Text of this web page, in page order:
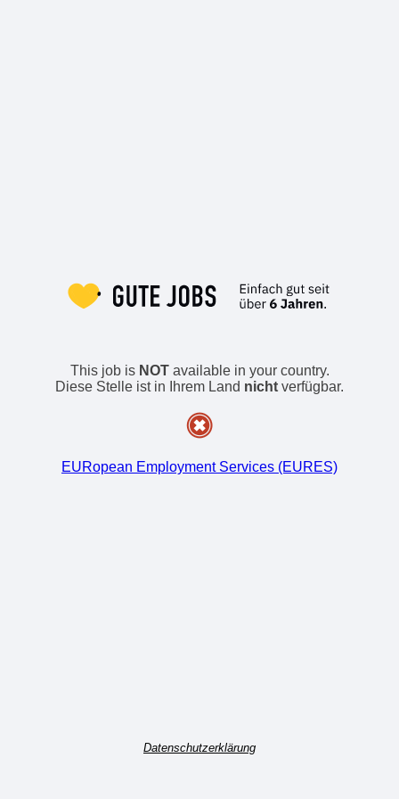
This job is NOTavailable in your country.
Diese Stelle ist in Ihrem Land nicht verfügbar.
EURopean Employment Services (EURES)
Datenschutzerklärung